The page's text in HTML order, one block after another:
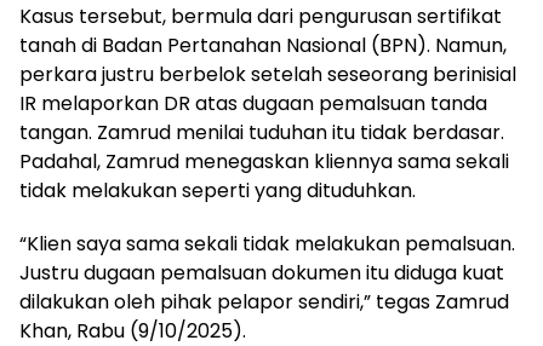
Kasus tersebut, bermula dari pengurusan sertifikat
tanah di Badan Pertanahan Nasional (BPN). Namun,
perkara justru berbelok setelah seseorang berinisial
IR melaporkan DR atas dugaan pemalsuan tanda
tangan. Zamrud menilai tuduhan itu tidak berdasar.
Padahal, Zamrud menegaskan kliennya sama sekali
tidak melakukan seperti yang dituduhkan.
“Klien saya sama sekali tidak melakukan pemalsuan.
Justru dugaan pemalsuan dokumen itu diduga kuat
dilakukan oleh pihak pelapor sendiri,” tegas Zamrud
Khan, Rabu (9/10/2025).